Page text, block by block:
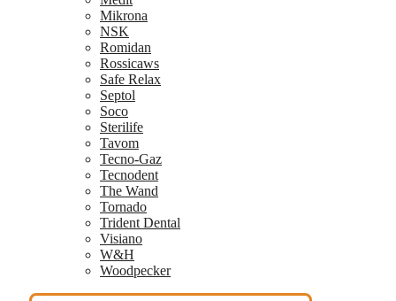
Mikrona
NSK
Romidan
Rossicaws
Safe Relax
Septol
Soco
Sterilife
Tavom
Tecno-Gaz
Tecnodent
The Wand
Tornado
Trident Dental
Visiano
W&H
Woodpecker